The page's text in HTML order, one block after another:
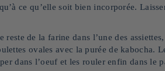
ce qu’elle soit bien incorporée.
reste de la farine dans l’une des
ovales avec la purée de kabocha.
dans l’oeuf et les rouler enfin dans le